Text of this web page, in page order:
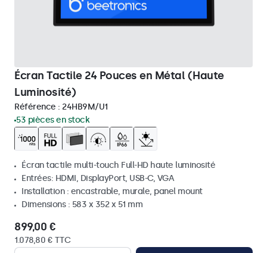
Écran Tactile 24 Pouces en Métal (Haute
Luminosité)
Référence : 24HB9M/U1
53 pièces en stock
Écran tactile multi-touch Full-HD haute luminosité
Entrées: HDMI, DisplayPort, USB-C, VGA
Installation : encastrable, murale, panel mount
Dimensions : 583 x 352 x 51 mm
899,00 €
1.078,80 € TTC